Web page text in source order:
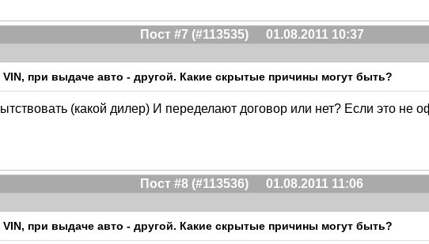
Пост #7 (#113535)
01.08.2011 10:37
при выдаче авто - другой. Какие скрытые причины могут быть?
(какой дилер) И переделают договор или нет? Если это не
Пост #8 (#113536)
01.08.2011 11:06
при выдаче авто - другой. Какие скрытые причины могут быть?